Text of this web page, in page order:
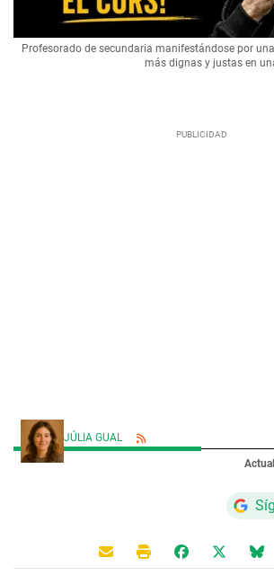
Profesorado de secundaria manifestándose por
más dignas y justas en
JÚLIA GUAL